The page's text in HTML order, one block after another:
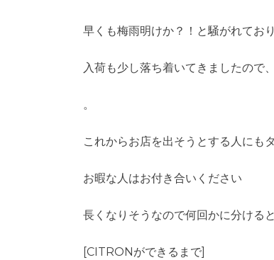
早くも梅雨明けか？！と騒がれてお
入荷も少し落ち着いてきましたので
。
これからお店を出そうとする人にも
お暇な人はお付き合いください
長くなりそうなので何回かに分ける
[CITRONができるまで]